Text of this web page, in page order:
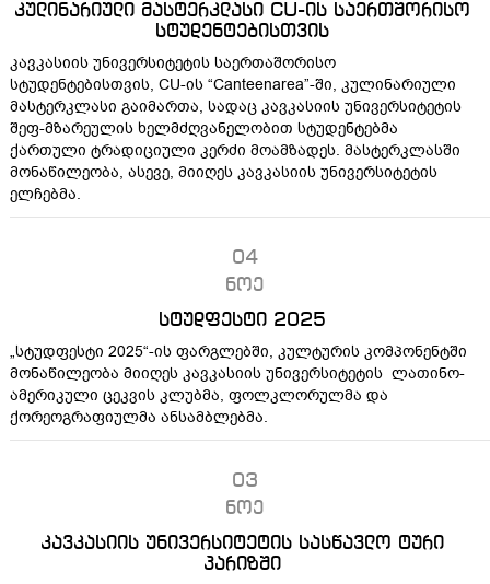
კულინარიული მასტერკლასი CU-ის საერთშორისო
სტუდენტებისთვის
კავკასიის უნივერსიტეტის საერთაშორისო
სტუდენტებისთვის, CU-ის “Canteenarea”-ში, კულინარიული
მასტერკლასი გაიმართა, სადაც კავკასიის უნივერსიტეტის
შეფ-მზარეულის ხელმძღვანელობით სტუდენტებმა
ქართული ტრადიციული კერძი მოამზადეს. მასტერკლასში
მონაწილეობა, ასევე, მიიღეს კავკასიის უნივერსიტეტის
ელჩებმა.
04
ნოე
სტუდფესტი 2025
„სტუდფესტი 2025“-ის ფარგლებში, კულტურის კომპონენტში
მონაწილეობა მიიღეს კავკასიის უნივერსიტეტის ლათინო-
ამერიკული ცეკვის კლუბმა, ფოლკლორულმა და
ქორეოგრაფიულმა ანსამბლებმა.
03
ნოე
კავკასიის უნივერსიტეტის სასწავლო ტური
პარიზში